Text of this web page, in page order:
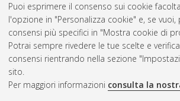
Puoi esprimere il consenso sui cookie
l'opzione in "Personalizza cookie" e, se
consensi più specifici in "Mostra cookie di
Potrai sempre rivedere le tue scelte e
consensi rientrando nella sezione
sito.
Per maggiori informazioni consulta la
Rss 1.0
Rss 2.0
ISSN: 2038-7946